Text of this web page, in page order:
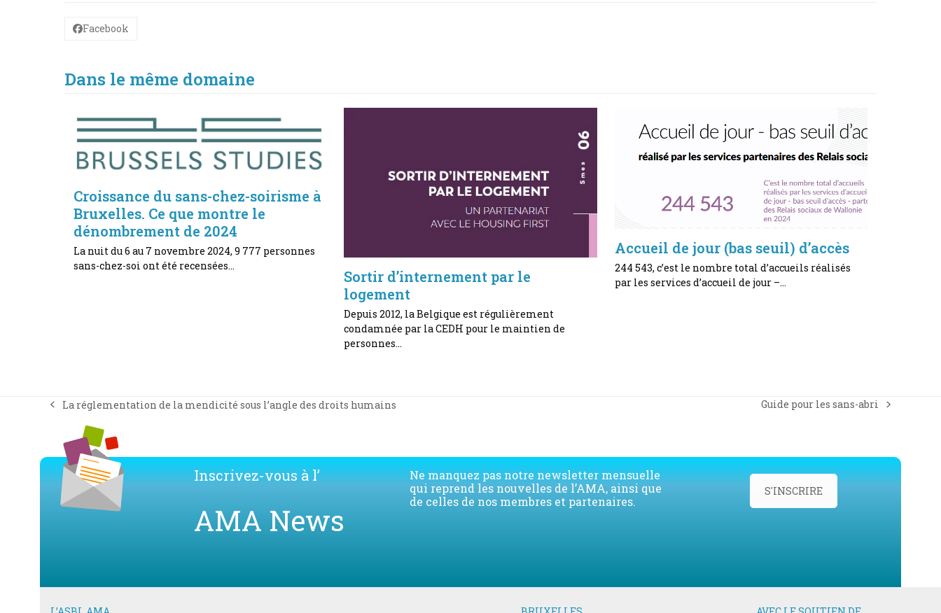
Facebook
Dans le même domaine
Croissance du sans-chez-soirisme à
Bruxelles. Ce que montre le
dénombrement de 2024
La nuit du 6 au 7 novembre 2024, 9 777 personnes
sans-chez-soi ont été recensées…
Sortir d’internement par le
logement
Depuis 2012, la Belgique est régulièrement
condamnée par la CEDH pour le maintien de
personnes…
Accueil de jour (bas seuil) d’accès
244 543, c’est le nombre total d’accueils réalisés
par les services d’accueil de jour –…
previous
La réglementation de la mendicité sous l’angle des droits humains
next
Guide pour les sans-abri
Inscrivez-vous à l’
AMA News
Ne manquez pas notre newsletter mensuelle
qui reprend les nouvelles de l’AMA, ainsi que
de celles de nos membres et partenaires.
S'INSCRIRE